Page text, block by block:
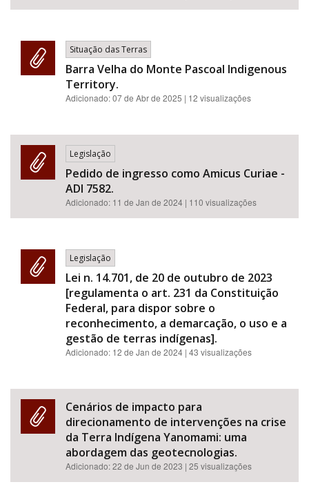
Situação das Terras
Barra Velha do Monte Pascoal Indigenous
Territory.
Adicionado:07 de Abr de 2025 | 12 visualizações
Legislação
Pedido de ingresso como Amicus Curiae -
ADI 7582.
Adicionado: 11 de Jan de 2024 | 110 visualizações
Legislação
Lei n. 14.701, de 20 de outubro de 2023
[regulamenta o art. 231 da Constituição
Federal, para dispor sobre o
reconhecimento, a demarcação, o uso e a
gestão de terras indígenas].
Adicionado: 12 de Jan de 2024 | 43 visualizações
Cenários de impacto para
direcionamento de intervenções na crise
da Terra Indígena Yanomami: uma
abordagem das geotecnologias.
Adicionado:22 de Jun de 2023 | 25 visualizações